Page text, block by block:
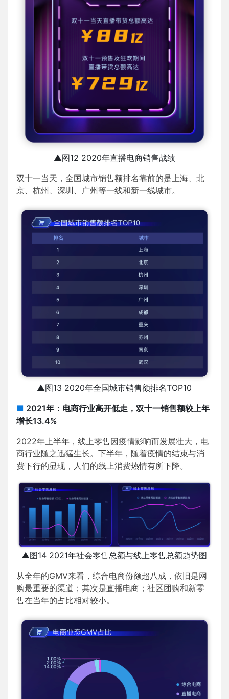
▲图12 2020年直播电商销售战绩
双十一当天，全国城市销售额排名靠前的是上海、北
京、杭州、深圳、广州等一线和新一线城市。
▲图13 2020年全国城市销售额排名TOP10
■ 2021年：电商行业高开低走，双十一销售额较上年
增长13.4%
2022年上半年，线上零售因疫情影响而发展壮大，电
商行业随之迅猛生长。下半年，随着疫情的结束与消
费下行的显现，人们的线上消费热情有所下降。
▲图14 2021年社会零售总额与线上零售总额趋势图
从全年的GMV来看，综合电商份额超八成，依旧是网
购最重要的渠道；其次是直播电商；社区团购和新零
售在当年的占比相对较小。